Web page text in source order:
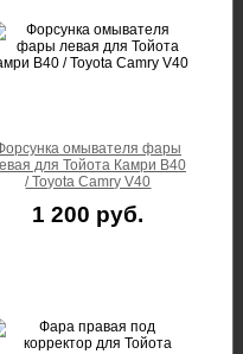
омывателя фары
для Тойота Камри В40
/ Toyota Camry V40
1 200 руб.